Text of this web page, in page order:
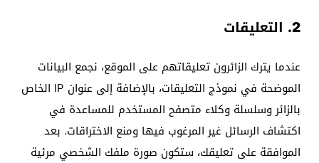
2. التعليقات
عندما يترك الزائرون تعليقاتهم على الموقع، نجمع البيانات
الموضحة في نموذج التعليقات، بالإضافة إلى عنوان IP الخاص
بالزائر وسلسلة وكلاء متصفح المستخدم للمساعدة في
اكتشاف الرسائل غير المرغوب فيها ومنع الاختراقات. بعد
الموافقة على تعليقك، ستكون صورة ملفك الشخصي مرئية